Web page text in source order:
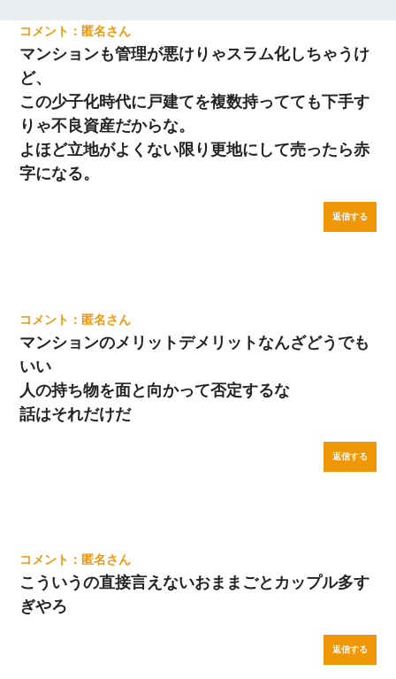
匿名
マンションも管理が悪けりゃスラム化しちゃうけ
ど、
この少子化時代に戸建てを複数持ってても下手す
りゃ不良資産だからな。
よほど立地がよくない限り更地にして売ったら赤
字になる。
返信する
匿名
マンションのメリットデメリットなんざどうでも
いい
人の持ち物を面と向かって否定するな
話はそれだけだ
返信する
匿名
こういうの直接言えないおままごとカップル多す
ぎやろ
返信する